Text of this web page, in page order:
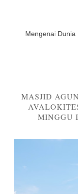
Mengenai
MASJID
MINGGU